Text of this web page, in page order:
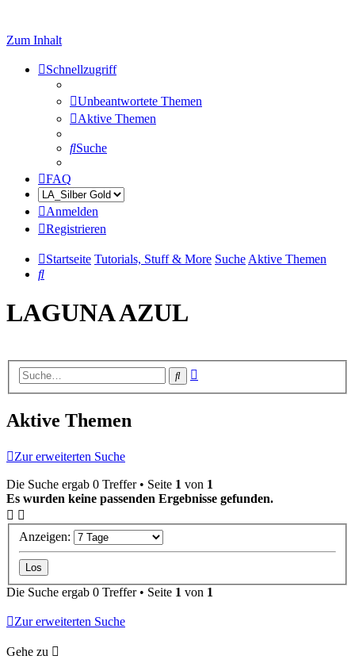
Zum Inhalt
Schnellzugriff
Unbeantwortete Themen
Aktive Themen
Suche
FAQ
Anmelden
Registrieren
Startseite Tutorials, Stuff & More Suche Aktive Themen
Suche
LAGUNA AZUL
Suche
Aktive Themen
Zur erweiterten Suche
Die Suche ergab 0 Treffer • Seite 1 von 1
Es wurden keine passenden Ergebnisse gefunden.
Anzeigen:
Die Suche ergab 0 Treffer • Seite 1 von 1
Zur erweiterten Suche
Gehe zu